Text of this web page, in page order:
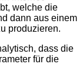
welche die
dann aus einem
produzieren.
dass die
für die